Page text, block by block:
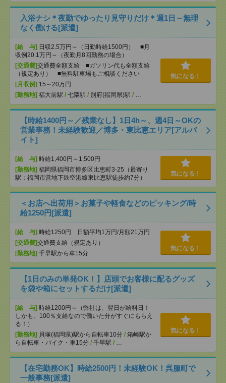
入浴ナシ＊夜勤でゆったり見守りだけ＊週1日～無理
なく働ける[派遣]
[給 与] 日収2.5万円～（日勤時給1500円） ■月
収例20.1万円～（夜勤月8回勤務の場合）
[交通費]交通費全額支給 ■ガソリン代も全額支給
（規定あり） ■無料駐車場もご相談ください
[月収例] 15～20万円
[勤務地] 福大前駅 / 七隈駅 / 別府(福岡県)駅 / …
気になる！
【時給1400円～／残業なし】1日4h～、週4日～OKの
営業事務！未経験歓迎／博多・東比恵エリア[アルバ
イト]
[給 与] 時給1,400円～1,500円
[勤務地] 福岡県福岡市博多区比恵町3-25（最寄り
駅：福岡市営地下鉄空港線東比恵駅徒歩約7分）
気になる！
＜お店へ出荷用＞お菓子や軽食などのピッキング/時
給1250円[派遣]
[給 与] 時給1250円 日額平均1万円/月額21万円
[交通費]交通費支給（規定あり）
[勤務地] 千早駅から車15分
気になる！
【1日のみの単発OK！】店頭でお客様に配るグッズ
を袋や箱にセットするだけ[派遣]
[給 与] 時給1200円～（弊社は、翌日が給料日！
しかも、100％支給なので働いた分がすぐにもらえ
る！）
[勤務地] 貝塚(福岡県)駅から自転車10分 / 箱崎駅か
ら自転車・バイク・車15分 / 千早駅 / …
気になる！
【在宅勤務OK】時給2500円！未経験OK！呉服町で
一般事務[派遣]